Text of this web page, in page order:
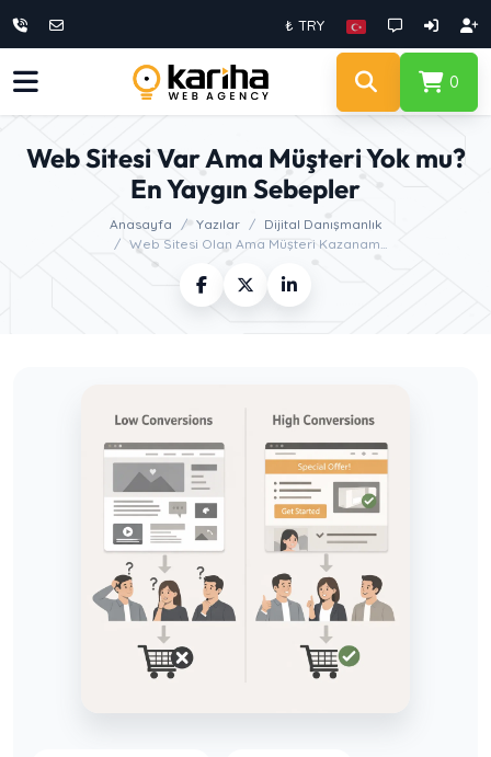
₺ TRY
0
Web Sitesi Var Ama Müşteri Yok mu?
En Yaygın Sebepler
Anasayfa Yazılar
Dijital Danışmanlık
Web Sitesi Olan Ama Müşteri Kazanam...